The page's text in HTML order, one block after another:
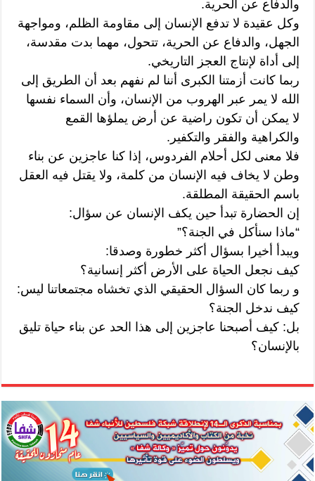
والدفاع عن الحرية.
وكل عقيدة لا تدفع الإنسان إلى مقاومة الظلم، ومواجهة
الجهل، والدفاع عن الحرية، تتحول، مهما بدت مقدسة،
إلى أداة لإنتاج العجز التاريخي.
ربما كانت أزمتنا الكبرى أننا لم نفهم بعد أن الطريق إلى
الله لا يمر عبر الهروب من الإنسان، وأن السماء نفسها
لا يمكن أن تكون راضية عن أرض يملؤها القمع
والكراهية والفقر والتكفير.
فلا معنى لكل أحلام الفردوس، إذا كنا عاجزين عن بناء
وطن لا يخاف فيه الإنسان من كلمة، ولا يقتل فيه العقل
باسم الحقيقة المطلقة.
إن الحضارة تبدأ حين يكف الإنسان عن سؤال:
“ماذا سنأكل في الجنة؟”
ويبدأ أخيرا بسؤال أكثر خطورة وصدقا:
كيف نجعل الحياة على الأرض أكثر إنسانية؟
و ربما كان السؤال الحقيقي الذي تخشاه مجتمعاتنا ليس:
كيف ندخل الجنة؟
بل: كيف أصبحنا عاجزين إلى هذا الحد عن بناء حياة تليق
بالإنسان؟